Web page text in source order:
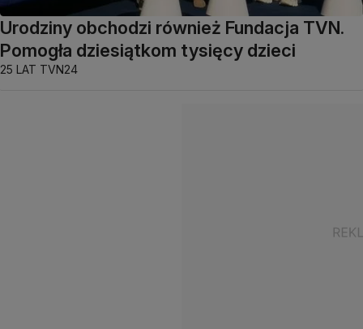
Urodziny obchodzi również Fundacja TVN.
Pomogła dziesiątkom tysięcy dzieci
25 LAT TVN24